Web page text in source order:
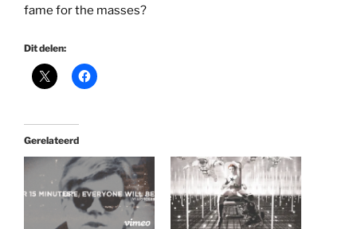
fame for the masses?
Dit delen:
Gerelateerd